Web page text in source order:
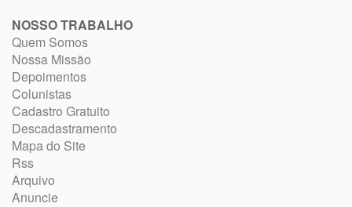
NOSSO TRABALHO
Quem Somos
Nossa Missão
Depoimentos
Colunistas
Cadastro Gratuito
Descadastramento
Mapa do Site
Rss
Arquivo
Anuncie